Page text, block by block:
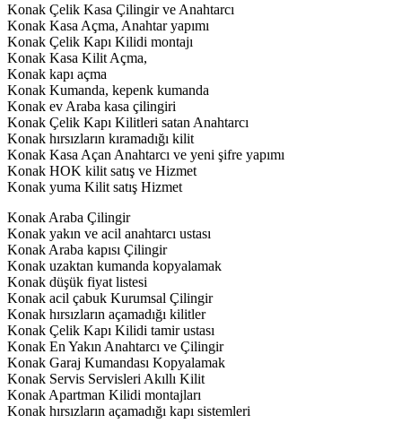
Konak Çelik Kasa Çilingir ve Anahtarcı
Konak Kasa Açma, Anahtar yapımı
Konak Çelik Kapı Kilidi montajı
Konak Kasa Kilit Açma,
Konak kapı açma
Konak Kumanda, kepenk kumanda
Konak ev Araba kasa çilingiri
Konak Çelik Kapı Kilitleri satan Anahtarcı
Konak hırsızların kıramadığı kilit
Konak Kasa Açan Anahtarcı ve yeni şifre yapımı
Konak HOK kilit satış ve Hizmet
Konak yuma Kilit satış Hizmet
Konak Araba Çilingir
Konak yakın ve acil anahtarcı ustası
Konak Araba kapısı Çilingir
Konak uzaktan kumanda kopyalamak
Konak düşük fiyat listesi
Konak acil çabuk Kurumsal Çilingir
Konak hırsızların açamadığı kilitler
Konak Çelik Kapı Kilidi tamir ustası
Konak En Yakın Anahtarcı ve Çilingir
Konak Garaj Kumandası Kopyalamak
Konak Servis Servisleri Akıllı Kilit
Konak Apartman Kilidi montajları
Konak hırsızların açamadığı kapı sistemleri